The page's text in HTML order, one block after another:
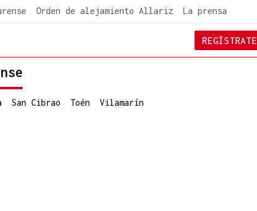
Orden de alejamiento Allariz La prensa
REGÍSTRATE
San Cibrao Toén Vilamarín